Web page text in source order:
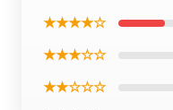
★★★★☆
★★★☆☆
★★☆☆☆